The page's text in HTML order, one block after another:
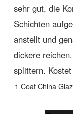
sehr gut, die
Schichten
anstellt und
dickere
splittern.
1 Coat China